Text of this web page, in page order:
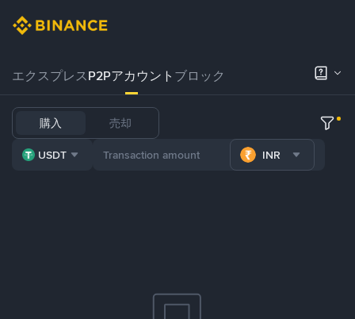
エクスプレスP2Pアカウント ブロック
購入 売却
USDT INR